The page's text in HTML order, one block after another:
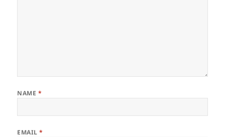
NAME *
EMAIL*